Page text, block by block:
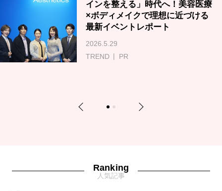
インを整える」時代へ！美容医療
×ボディメイクで理想に近づける
最新イベントレポート
2026.5.29
TREND
PR
Previous 1 2 Next
Ranking
人気記事